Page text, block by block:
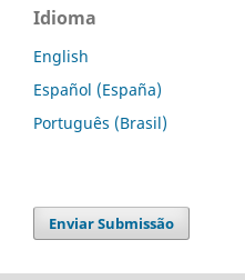
Idioma
English
Español (España)
Português (Brasil)
Enviar Submissão